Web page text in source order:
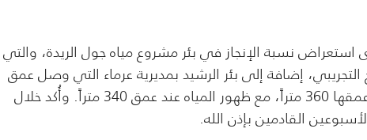
استعراض نسبة الإنجاز في بئر مشروع مياه جول الريدة، والتي
الضخ التجريبي، إضافة إلى بئر الرشيد بمديرية عرماء التي وصل عمق
الحفر فيها إلى 310 أمتار، وبئر مشروع مياه نعضة التي بلغ عمقها 360 متراً، مع ظهور المياه عند عمق 340 متراً. وأُكد خلال
القادمين بإذن الله.